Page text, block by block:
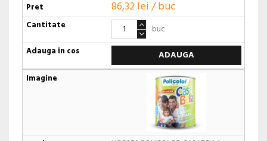
86,32 lei / buc
buc
ADAUGA